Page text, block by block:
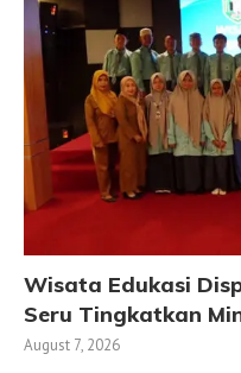
Wisata Edukasi
Seru Tingkatkan
August 7, 2026